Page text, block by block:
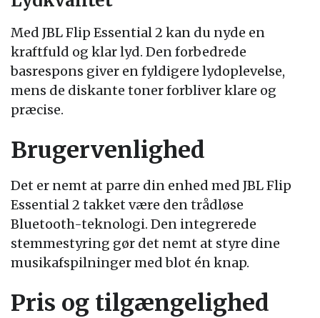
Med JBL Flip Essential 2 kan du nyde en
kraftfuld og klar lyd. Den forbedrede
basrespons giver en fyldigere lydoplevelse,
mens de diskante toner forbliver klare og
præcise.
Brugervenlighed
Det er nemt at parre din enhed med JBL Flip
Essential 2 takket være den trådløse
Bluetooth-teknologi. Den integrerede
stemmestyring gør det nemt at styre dine
musikafspilninger med blot én knap.
Pris og tilgængelighed